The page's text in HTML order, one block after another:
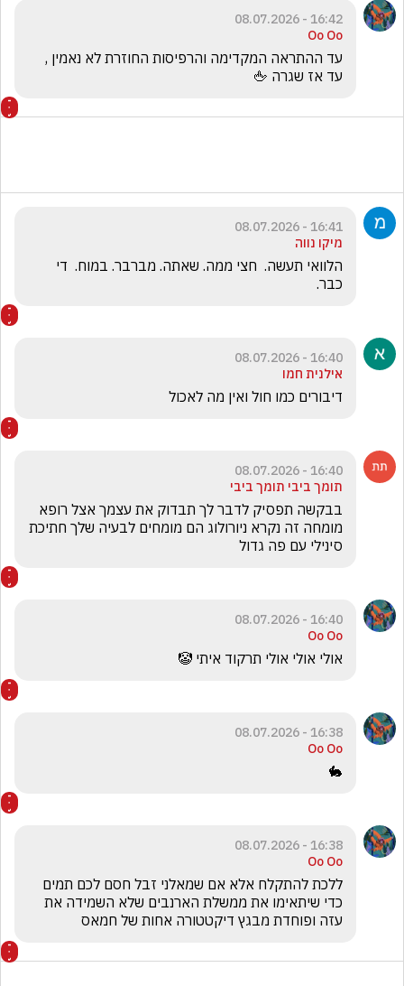
16:42 - 08.07.2026
Oo Oo
עד אז שגרה 🖕
16:41 - 08.07.2026
מיקו נווה
כבר.
16:40 - 08.07.2026
אילנית חמו
דיבורים כמו חול ואין מה לאכול
16:40 - 08.07.2026
תומך ביבי תומך ביבי
סינילי עם פה גדול
16:40 - 08.07.2026
Oo Oo
אולי אולי אולי תרקוד איתי 🤡
16:38 - 08.07.2026
Oo Oo
🐇
16:38 - 08.07.2026
Oo Oo
עזה ופוחדת מבגץ דיקטטורה אחות של חמאס